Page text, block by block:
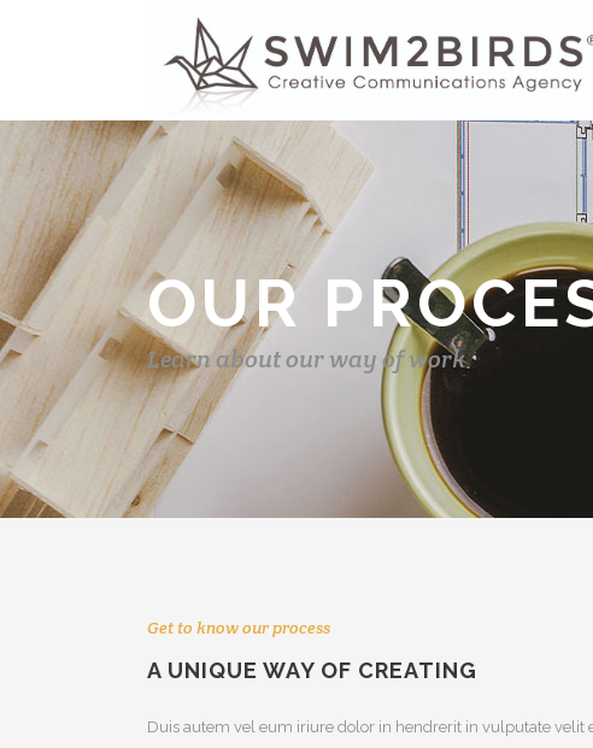
OUR
Learn about our way of work
Get to know our process
A UNIQUE WAY OF CREATING
Duis autem vel eum iriure dolor in hendrerit in vulputate velit